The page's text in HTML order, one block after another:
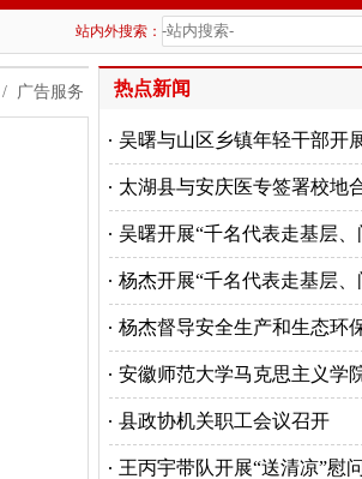
站内外搜索：
/ 广告服务 热点新闻
吴曙与山区乡镇年轻干部开
太湖县与安庆医专签署校地
吴曙开展“千名代表走基层、
杨杰开展“千名代表走基层、
杨杰督导安全生产和生态环
安徽师范大学马克思主义学
县政协机关职工会议召开
王丙宇带队开展“送清凉”慰